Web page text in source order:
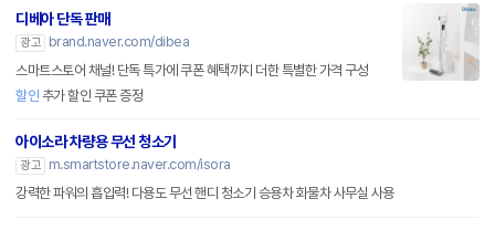
디베아 단독 판매
광고
brand.naver.com/dibea
스마트스토어 채널! 단독 특가에 쿠폰 혜택까지 더한 특별한 가격 구성
할인 추가 할인 쿠폰 증정
아이소라 차량용 무선 청소기
광고
m.smartstore.naver.com/isora
강력한 파워의 흡입력! 다용도 무선 핸디 청소기 승용차 화물차 사무실 사용